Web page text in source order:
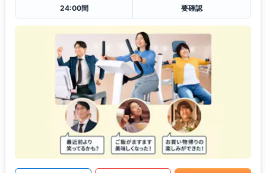
24:00間
要確認